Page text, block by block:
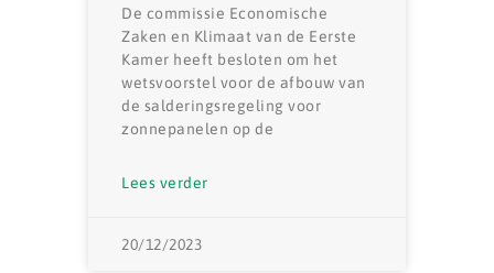
De commissie Economische
Zaken en Klimaat van de Eerste
Kamer heeft besloten om het
wetsvoorstel voor de afbouw van
de salderingsregeling voor
zonnepanelen op de
Lees verder
20/12/2023